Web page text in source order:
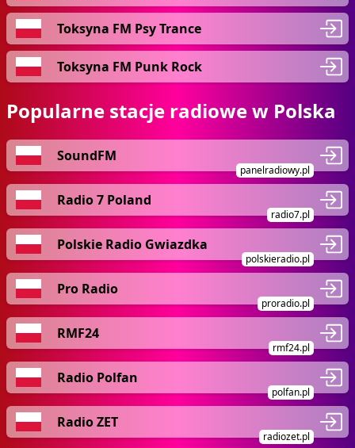
Toksyna FM Psy Trance
Toksyna FM Punk Rock
Popularne stacje radiowe w Polska
SoundFM
panelradiowy.pl
Radio 7 Poland
radio7.pl
Polskie Radio Gwiazdka
polskieradio.pl
Pro Radio
proradio.pl
RMF24
rmf24.pl
Radio Polfan
polfan.pl
Radio ZET
radiozet.pl